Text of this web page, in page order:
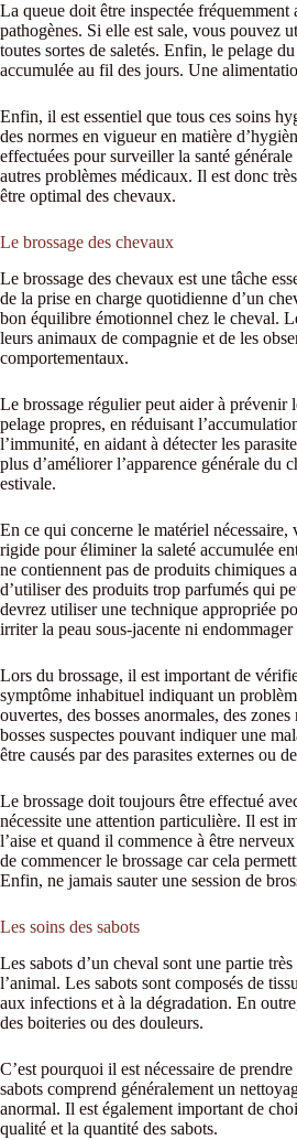
La queue doit être inspectée
pathogènes. Si elle est sale, vous pouvez
toutes sortes de saletés. Enfin, le pelage
accumulée au fil des jours. Une
Enfin, il est essentiel que tous ces soins
des normes en vigueur en matière
effectuées pour surveiller la santé
autres problèmes médicaux. Il est donc
être optimal des chevaux.
Le brossage des chevaux
Le brossage des chevaux est une tâche
de la prise en charge quotidienne d’un
bon équilibre émotionnel chez le cheval.
leurs animaux de compagnie et de les
comportementaux.
Le brossage régulier peut aider à prévenir
pelage propres, en réduisant
l’immunité, en aidant à détecter les
plus d’améliorer l’apparence générale du
estivale.
En ce qui concerne le matériel nécessaire,
rigide pour éliminer la saleté accumulée
ne contiennent pas de produits chimiques
d’utiliser des produits trop parfumés qui
devrez utiliser une technique appropriée
irriter la peau sous-jacente ni endommager
Lors du brossage, il est important de
symptôme inhabituel indiquant un
ouvertes, des bosses anormales, des
bosses suspectes pouvant indiquer une
être causés par des parasites externes ou
Le brossage doit toujours être effectué
nécessite une attention particulière. Il est
l’aise et quand il commence à être
de commencer le brossage car cela
Enfin, ne jamais sauter une session de
Les soins des sabots
Les sabots d’un cheval sont une partie
l’animal. Les sabots sont composés de
aux infections et à la dégradation. En
des boiteries ou des douleurs.
C’est pourquoi il est nécessaire de
sabots comprend généralement un
anormal. Il est également important de
qualité et la quantité des sabots.